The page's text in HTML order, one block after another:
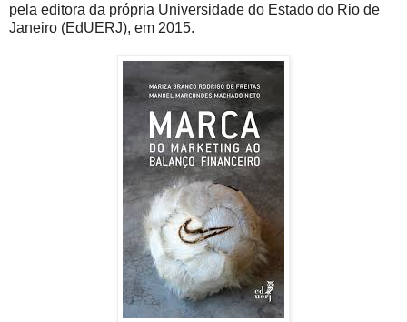
pela editora da própria Universidade do Estado do Rio de
Janeiro (EdUERJ), em 2015.